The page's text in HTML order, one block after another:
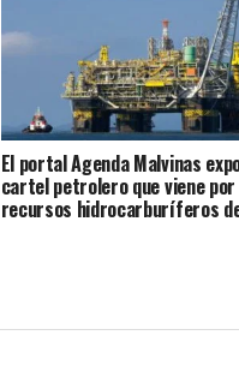
El portal Agenda Malvinas
cartel petrolero que viene
recursos hidrocarburíferos